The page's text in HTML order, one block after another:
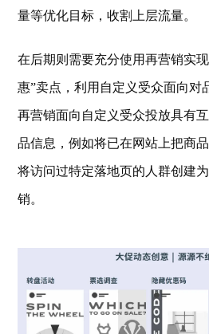
量等优化目标，收割上层流量。
在后期则需要充分使用再营销实
惠”卖点，利用自定义受众面向对
再营销面向自定义受众投放具有
品信息，例如将已在网站上把商
将访问过特定落地页的人群创建
销。